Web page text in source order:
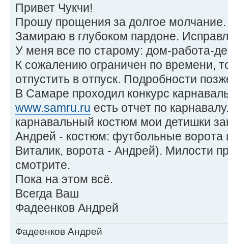
Привет Чукчи!
Прошу прощения за долгое молчание.
Замираю в глубоком пардоне.
У меня все по старому: дом-работа-
К сожалению ограничен по времени,
отпустить в отпуск. Подробности
В Самаре проходил конкурс
www.samru.ru есть отчет по
карнавальный костюм мои детишки
Андрей - костюм: футбольные ворота
Виталик, ворота - Андрей). Милости
смотрите.
Пока на этом всё.
Всегда Ваш
Фадеенков Андрей
Фадеенков Андрей